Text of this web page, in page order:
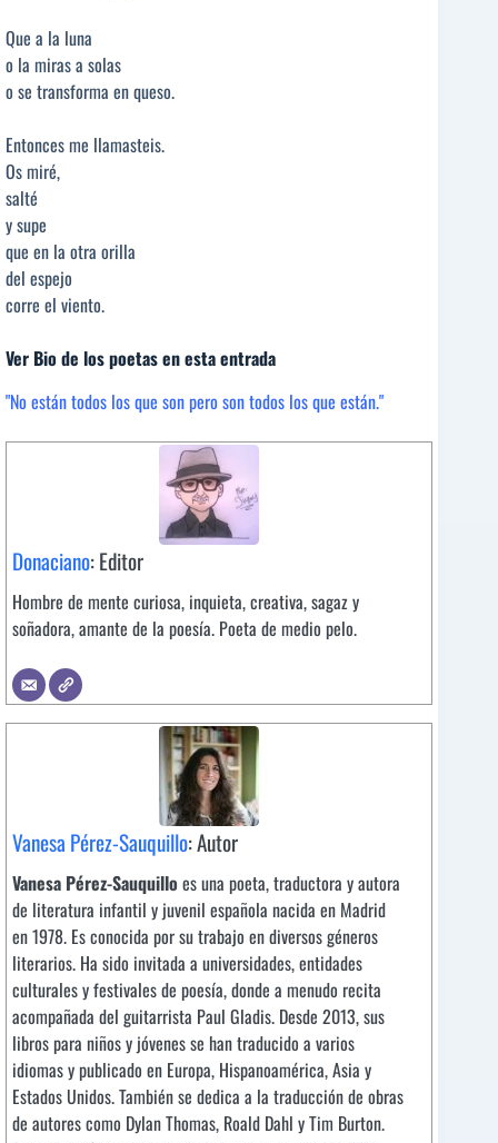
Que a la luna
o la miras a solas
o se transforma en queso.
Entonces me llamasteis.
Os miré,
salté
y supe
que en la otra orilla
del espejo
corre el viento.
Ver Bio de los poetas en esta entrada
"No están todos los que son pero son todos los que están."
Donaciano: Editor
Hombre de mente curiosa, inquieta, creativa, sagaz y
soñadora, amante de la poesía. Poeta de medio pelo.
Vanesa Pérez-Sauquillo: Autor
Vanesa Pérez-Sauquillo es una poeta, traductora y autora
de literatura infantil y juvenil española nacida en Madrid
en 1978. Es conocida por su trabajo en diversos géneros
literarios. Ha sido invitada a universidades, entidades
culturales y festivales de poesía, donde a menudo recita
acompañada del guitarrista Paul Gladis. Desde 2013, sus
libros para niños y jóvenes se han traducido a varios
idiomas y publicado en Europa, Hispanoamérica, Asia y
Estados Unidos. También se dedica a la traducción de obras
de autores como Dylan Thomas, Roald Dahl y Tim Burton.